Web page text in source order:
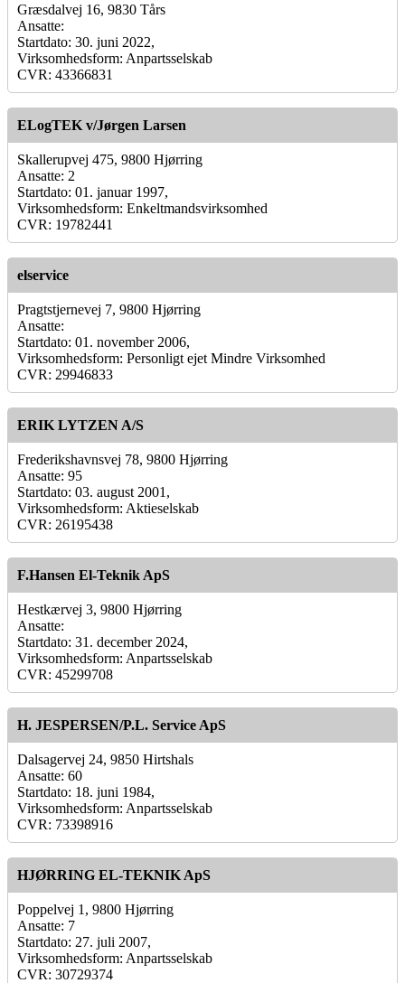
Græsdalvej 16, 9830 Tårs
Ansatte:
Startdato: 30. juni 2022,
Virksomhedsform: Anpartsselskab
CVR: 43366831
ELogTEK v/Jørgen Larsen
Skallerupvej 475, 9800 Hjørring
Ansatte: 2
Startdato: 01. januar 1997,
Virksomhedsform: Enkeltmandsvirksomhed
CVR: 19782441
elservice
Pragtstjernevej 7, 9800 Hjørring
Ansatte:
Startdato: 01. november 2006,
Virksomhedsform: Personligt ejet Mindre Virksomhed
CVR: 29946833
ERIK LYTZEN A/S
Frederikshavnsvej 78, 9800 Hjørring
Ansatte: 95
Startdato: 03. august 2001,
Virksomhedsform: Aktieselskab
CVR: 26195438
F.Hansen El-Teknik ApS
Hestkærvej 3, 9800 Hjørring
Ansatte:
Startdato: 31. december 2024,
Virksomhedsform: Anpartsselskab
CVR: 45299708
H. JESPERSEN/P.L. Service ApS
Dalsagervej 24, 9850 Hirtshals
Ansatte: 60
Startdato: 18. juni 1984,
Virksomhedsform: Anpartsselskab
CVR: 73398916
HJØRRING EL-TEKNIK ApS
Poppelvej 1, 9800 Hjørring
Ansatte: 7
Startdato: 27. juli 2007,
Virksomhedsform: Anpartsselskab
CVR: 30729374